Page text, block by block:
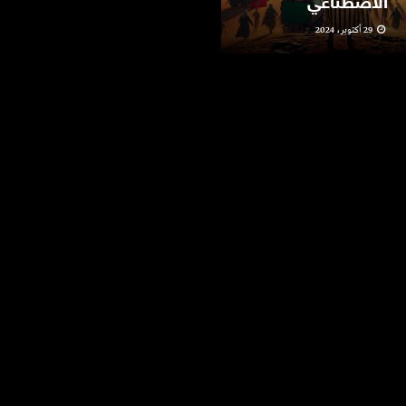
29 أكتوبر، 2024